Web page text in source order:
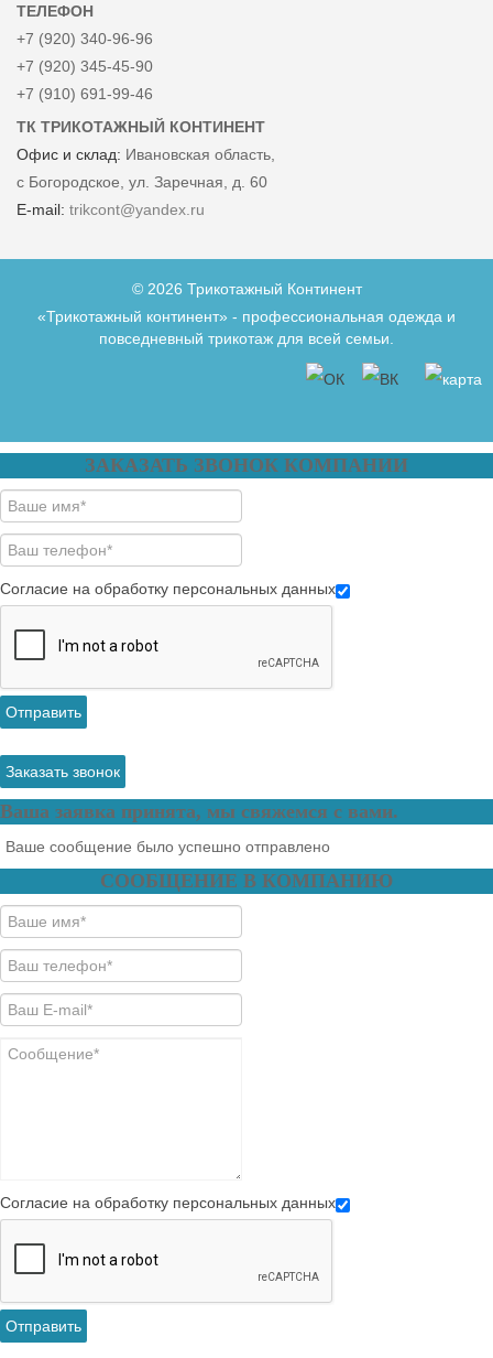
ТЕЛЕФОН
+7 (920) 340-96-96
+7 (920) 345-45-90
+7 (910) 691-99-46
ТК ТРИКОТАЖНЫЙ КОНТИНЕНТ
Офис и склад: Ивановская область,
с Богородское, ул. Заречная, д. 60
E-mail: trikcont@yandex.ru
© 2026 Трикотажный Континент
«Трикотажный континент» - профессиональная одежда и
повседневный трикотаж для всей семьи.
ЗАКАЗАТЬ ЗВОНОК КОМПАНИИ
Согласие на обработку персональных данных
Отправить
Заказать звонок
Ваша заявка принята, мы свяжемся с вами.
Ваше сообщение было успешно отправлено
СООБЩЕНИЕ В КОМПАНИЮ
Согласие на обработку персональных данных
Отправить